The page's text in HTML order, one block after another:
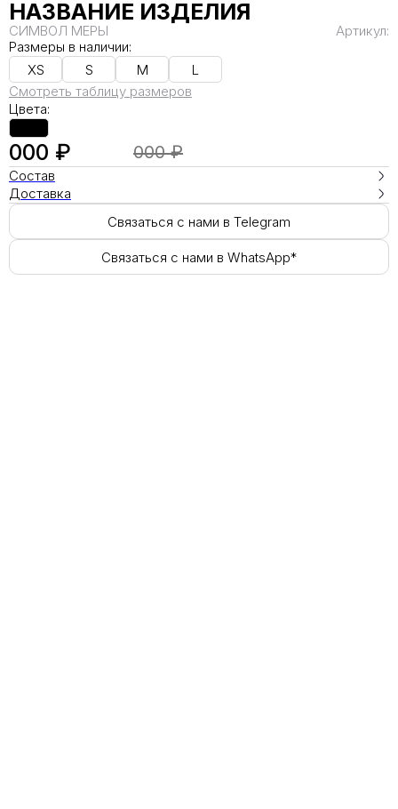
НАЗВАНИЕ ИЗДЕЛИЯ
СИМВОЛ МЕРЫ
Артикул:
Размеры в наличии:
XS
S M
L
Смотреть таблицу размеров
Цвета:
000 ₽ 000 ₽
Состав
Доставка
Связаться с нами в Telegram
Связаться с нами в WhatsApp*